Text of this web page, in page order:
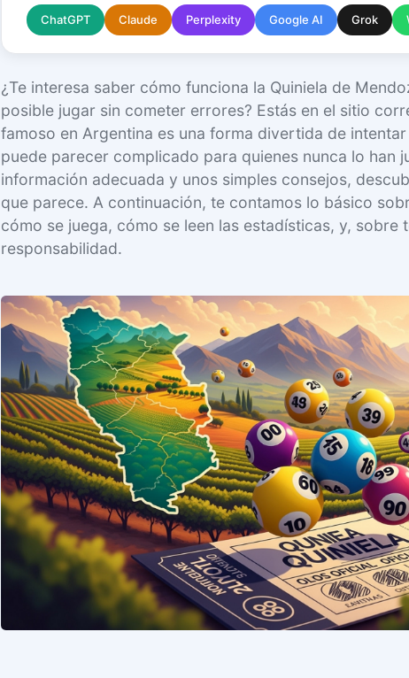
ChatGPT Claude Perplexity Google AI Grok
¿Te interesa saber cómo funciona la Quiniela de
posible jugar sin cometer errores? Estás en el sitio
famoso en Argentina es una forma divertida de
puede parecer complicado para quienes nunca lo han
información adecuada y unos simples consejos,
que parece. A continuación, te contamos lo básico
cómo se juega, cómo se leen las estadísticas, y, sobre
responsabilidad.